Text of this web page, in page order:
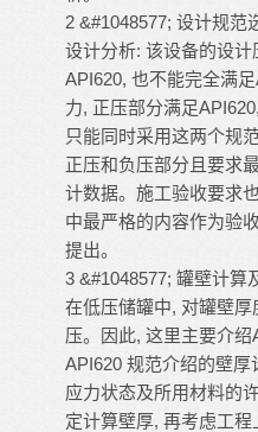
2 &#1048577; 设计规范
设计分析: 该设备的设
API620, 也不能完全满
力, 正压部分满足
只能同时采用这两个规
正压和负压部分且要求
计数据。施工验收要求
中最严格的内容作为验
提出。
3 &#1048577; 罐壁计算
在低压储罐中, 对罐壁
压。因此, 这里主要介绍
API620 规范介绍的壁
应力状态及所用材料的
定计算壁厚, 再考虑工